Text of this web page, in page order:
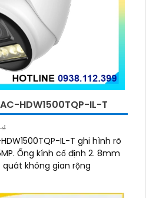
HDW1500TQP-IL-T
IL-T ghi hình rõ
8mm
quát không gian rộng